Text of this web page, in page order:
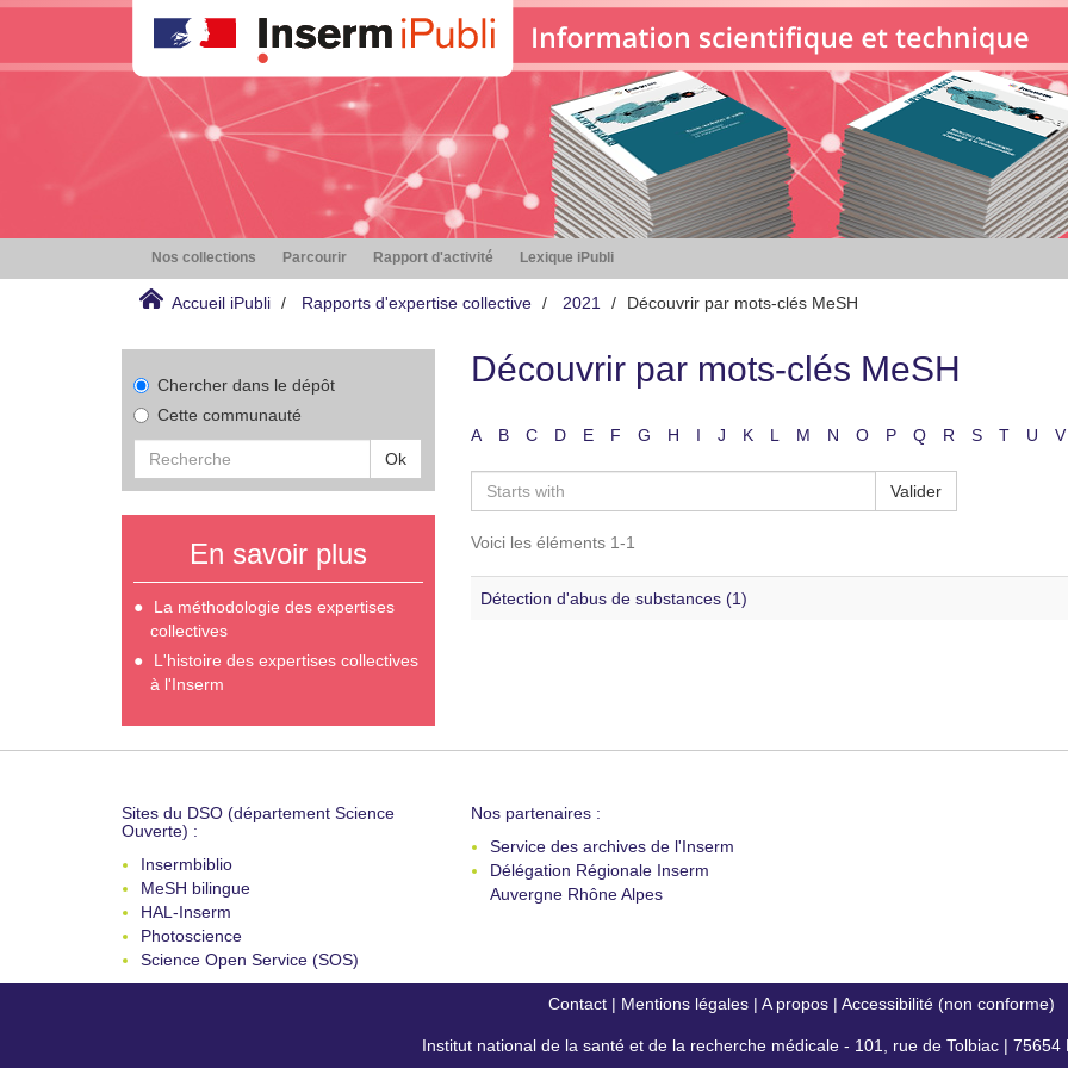
Nos collections Parcourir Rapport d'activité Lexique iPubli
Accueil iPubli Rapports d'expertise collective 2021 Découvrir par mots-clés MeSH
Chercher dans le dépôt
Cette communauté
Ok
En savoir plus
La méthodologie des expertises
collectives
L'histoire des expertises collectives
à l'Inserm
Découvrir par mots-clés MeSH
A B C D E F G H I J K L M N O P Q R S T U V
Valider
Voici les éléments 1-1
Détection d'abus de substances (1)
Sites du DSO (département Science
Ouverte) :
Insermbiblio
MeSH bilingue
HAL-Inserm
Photoscience
Science Open Service (SOS)
Nos partenaires :
Service des archives de l'Inserm
Délégation Régionale Inserm
Auvergne Rhône Alpes
Contact| Mentions légales| A propos| Accessibilité (non conforme)
Institut national de la santé et de la recherche médicale - 101, rue de Tolbiac | 75654